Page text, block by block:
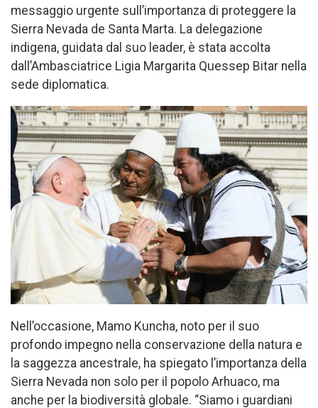
messaggio urgente sull’importanza di proteggere la
Sierra Nevada de Santa Marta. La delegazione
indigena, guidata dal suo leader, è stata accolta
dall’Ambasciatrice Ligia Margarita Quessep Bitar nella
sede diplomatica.
Nell’occasione, Mamo Kuncha, noto per il suo
profondo impegno nella conservazione della natura e
la saggezza ancestrale, ha spiegato l’importanza della
Sierra Nevada non solo per il popolo Arhuaco, ma
anche per la biodiversità globale. “Siamo i guardiani